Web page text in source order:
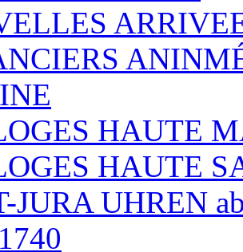
HAUTE
HAUTE
JURA UHREN